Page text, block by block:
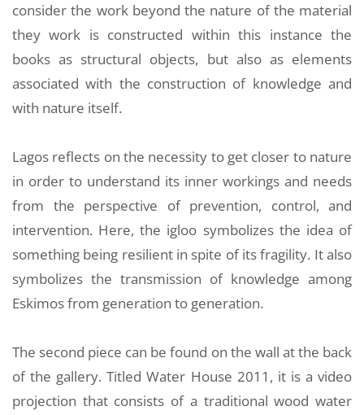
consider the work beyond the nature of the material
they work is constructed within this instance the
books as structural objects, but also as elements
associated with the construction of knowledge and
with nature itself.
Lagos reflects on the necessity to get closer to nature
in order to understand its inner workings and needs
from the perspective of prevention, control, and
intervention. Here, the igloo symbolizes the idea of
something being resilient in spite of its fragility. It also
symbolizes the transmission of knowledge among
Eskimos from generation to generation.
The second piece can be found on the wall at the back
of the gallery. Titled Water House 2011, it is a video
projection that consists of a traditional wood water